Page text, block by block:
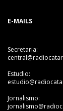
E-MAILS
Secretaria:
Estudio:
Jornalismo: